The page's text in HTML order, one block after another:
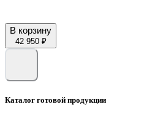
В корзину
42 950 ₽
Каталог готовой продукции